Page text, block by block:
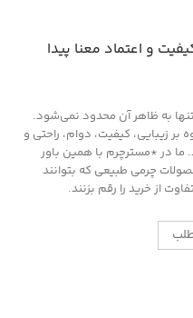
و اعتماد معنا پیدا
به ظاهر آن محدود نمی‌شود.
زیبایی، کیفیت، دوام، راحتی و
ما در *مسترچرم با همین باور
چرمی طبیعی که بتوانند
از خرید را رقم بزنند.